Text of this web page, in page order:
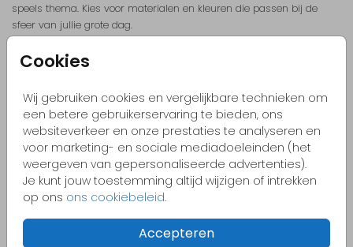
Cookies
Wij gebruiken cookies en vergelijkbare technieken om
een betere gebruikerservaring te bieden, ons
websiteverkeer en onze prestaties te analyseren en
voor marketing- en sociale mediadoeleinden (het
weergeven van gepersonaliseerde advertenties).
Je kunt jouw toestemming altijd wijzigen of intrekken
op ons ons cookiebeleid.
Accepteren
speels thema. Kies voor materialen en kleuren die passen bij de
sfeer van jullie grote dag.
Een mooie trouwkaart verdient een mooie envelop. Kies een envelop
in een bijzondere kleur of ga voor metallic enveloppen voor een extra
glamoureus effect. Bij FRITSY vind je een breed assortiment aan
enveloppen die matchen met jullie kaart.
Overweeg ook om de enveloppen te personaliseren met een
adresstickerof een uniek ontwerp dat aansluit bij jullie trouwkaart.
uitnodiging ook direct een persoonlijke uitstraling.